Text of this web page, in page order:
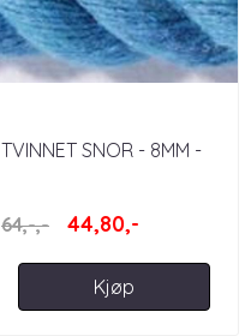
TVINNET SNOR - 8MM -
64,-,-
44,80,-
Kjøp